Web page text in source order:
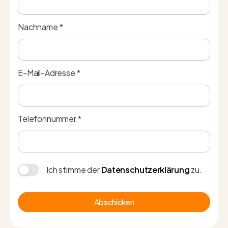
Nachname *
E-Mail-Adresse *
Telefonnummer *
Ich stimme derDatenschutzerklärungzu.
Abschicken